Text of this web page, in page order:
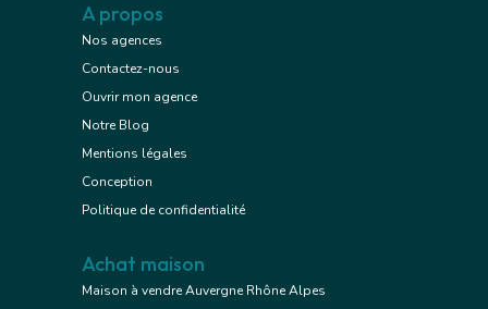
A propos
Nos agences
Contactez-nous
Ouvrir mon agence
Notre Blog
Mentions légales
Conception
Politique de confidentialité
Achat maison
Maison à vendre Auvergne Rhône Alpes